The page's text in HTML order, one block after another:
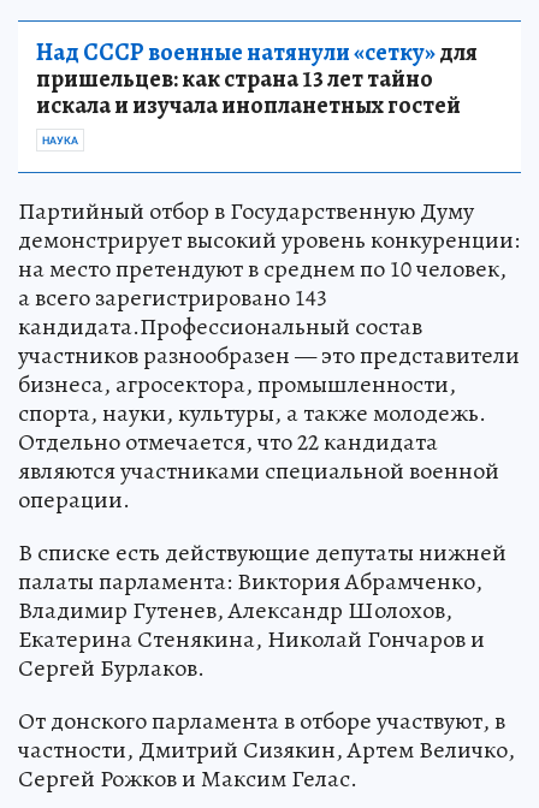
Над СССР военные натянули «сетку»для
пришельцев: как страна 13 лет тайно
искала и изучала инопланетных гостей
НАУКА
Партийный отбор в Государственную Думу
демонстрирует высокий уровень конкуренции:
на место претендуют в среднем по 10 человек,
а всего зарегистрировано 143
кандидата.Профессиональный состав
участников разнообразен — это представители
бизнеса, агросектора, промышленности,
спорта, науки, культуры, а также молодежь.
Отдельно отмечается, что 22 кандидата
являются участниками специальной военной
операции.
В списке есть действующие депутаты нижней
палаты парламента: Виктория Абрамченко,
Владимир Гутенев, Александр Шолохов,
Екатерина Стенякина, Николай Гончаров и
Сергей Бурлаков.
От донского парламента в отборе участвуют, в
частности, Дмитрий Сизякин, Артем Величко,
Сергей Рожков и Максим Гелас.